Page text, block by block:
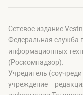
Сетевое издание
Федеральная служба
информационных
(Роскомнадзор).
Учредитель
учреждение –